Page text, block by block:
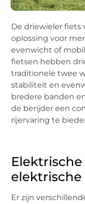
De driewieler fiets
oplossing voor
evenwicht of
fietsen hebben
traditionele twee
stabiliteit en
bredere banden
de berijder een
rijervaring te
Er zijn